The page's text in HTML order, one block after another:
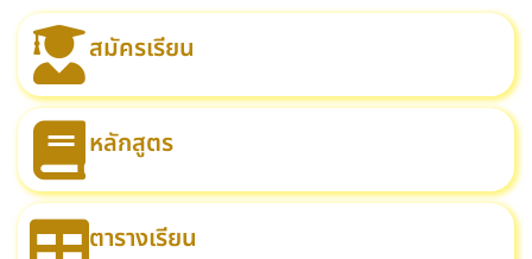
สมัครเรียน
หลักสูตร
ตารางเรียน